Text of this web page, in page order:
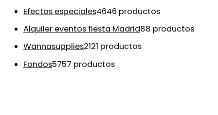
Efectos especiales4646 productos
Alquiler eventos fiesta Madrid88 productos
Wannasupplies2121 productos
Fondos5757 productos